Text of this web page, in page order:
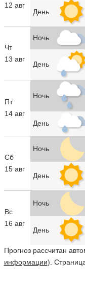
12 авг
День
Чт
13 авг
Ночь
День
Пт
14 авг
Ночь
День
Сб
15 авг
Ночь
День
Вс
16 авг
Ночь
День
Прогноз рассчитан
информации).